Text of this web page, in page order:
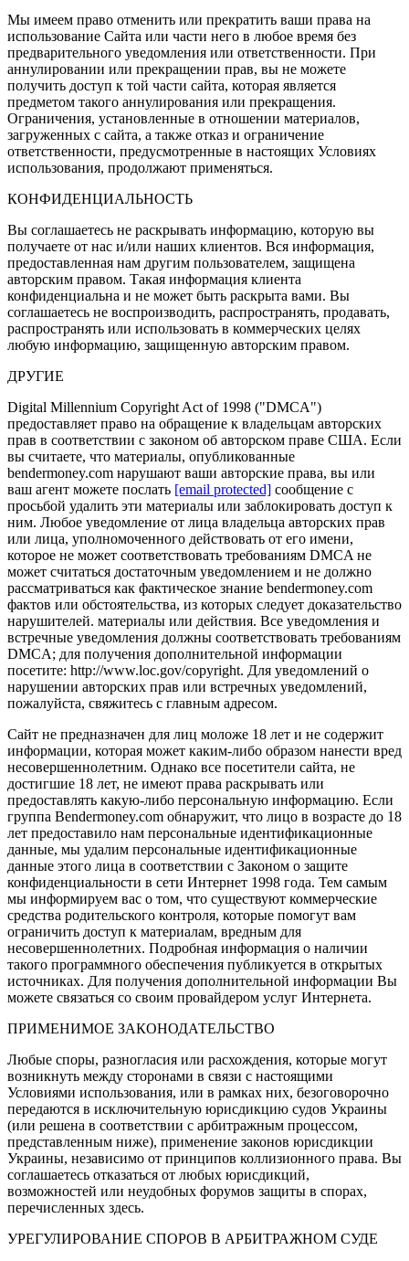
Мы имеем право отменить или прекратить ваши права на
использование Сайта или части него в любое время без
предварительного уведомления или ответственности. При
аннулировании или прекращении прав, вы не можете
получить доступ к той части сайта, которая является
предметом такого аннулирования или прекращения.
Ограничения, установленные в отношении материалов,
загруженных с сайта, а также отказ и ограничение
ответственности, предусмотренные в настоящих Условиях
использования, продолжают применяться.
КОНФИДЕНЦИАЛЬНОСТЬ
Вы соглашаетесь не раскрывать информацию, которую вы
получаете от нас и/или наших клиентов. Вся информация,
предоставленная нам другим пользователем, защищена
авторским правом. Такая информация клиента
конфиденциальна и не может быть раскрыта вами. Вы
соглашаетесь не воспроизводить, распространять, продавать,
распространять или использовать в коммерческих целях
любую информацию, защищенную авторским правом.
ДРУГИЕ
Digital Millennium Copyright Act of 1998 ("DMCA")
предоставляет право на обращение к владельцам авторских
прав в соответствии с законом об авторском праве США. Если
вы считаете, что материалы, опубликованные
bendermoney.com нарушают ваши авторские права, вы или
ваш агент можете послать [email protected] сообщение с
просьбой удалить эти материалы или заблокировать доступ к
ним. Любое уведомление от лица владельца авторских прав
или лица, уполномоченного действовать от его имени,
которое не может соответствовать требованиям DMCA не
может считаться достаточным уведомлением и не должно
рассматриваться как фактическое знание bendermoney.com
фактов или обстоятельства, из которых следует доказательство
нарушителей. материалы или действия. Все уведомления и
встречные уведомления должны соответствовать требованиям
DMCA; для получения дополнительной информации
посетите: http://www.loc.gov/copyright. Для уведомлений о
нарушении авторских прав или встречных уведомлений,
пожалуйста, свяжитесь с главным адресом.
Сайт не предназначен для лиц моложе 18 лет и не содержит
информации, которая может каким-либо образом нанести вред
несовершеннолетним. Однако все посетители сайта, не
достигшие 18 лет, не имеют права раскрывать или
предоставлять какую-либо персональную информацию. Если
группа Bendermoney.com обнаружит, что лицо в возрасте до 18
лет предоставило нам персональные идентификационные
данные, мы удалим персональные идентификационные
данные этого лица в соответствии с Законом о защите
конфиденциальности в сети Интернет 1998 года. Тем самым
мы информируем вас о том, что существуют коммерческие
средства родительского контроля, которые помогут вам
ограничить доступ к материалам, вредным для
несовершеннолетних. Подробная информация о наличии
такого программного обеспечения публикуется в открытых
источниках. Для получения дополнительной информации Вы
можете связаться со своим провайдером услуг Интернета.
ПРИМЕНИМОЕ ЗАКОНОДАТЕЛЬСТВО
Любые споры, разногласия или расхождения, которые могут
возникнуть между сторонами в связи с настоящими
Условиями использования, или в рамках них, безоговорочно
передаются в исключительную юрисдикцию судов Украины
(или решена в соответствии с арбитражным процессом,
представленным ниже), применение законов юрисдикции
Украины, независимо от принципов коллизионного права. Вы
соглашаетесь отказаться от любых юрисдикций,
возможностей или неудобных форумов защиты в спорах,
перечисленных здесь.
УРЕГУЛИРОВАНИЕ СПОРОВ В АРБИТРАЖНОМ СУДЕ